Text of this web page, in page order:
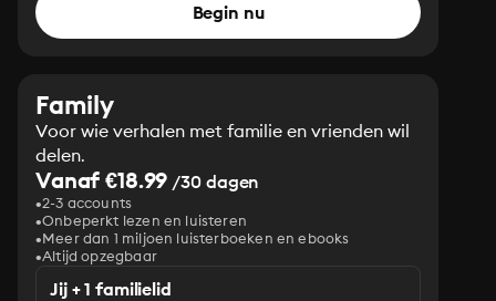
Begin nu
Family
Voor wie verhalen met familie en vrienden wil
delen.
Vanaf €18.99 /30 dagen
2-3 accounts
Onbeperkt lezen en luisteren
Meer dan 1 miljoen luisterboeken en ebooks
Altijd opzegbaar
Jij + 1 familielid